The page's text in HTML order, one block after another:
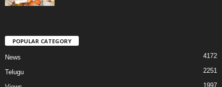
POPULAR CATEGORY
News 4172
Telugu 2251
1997